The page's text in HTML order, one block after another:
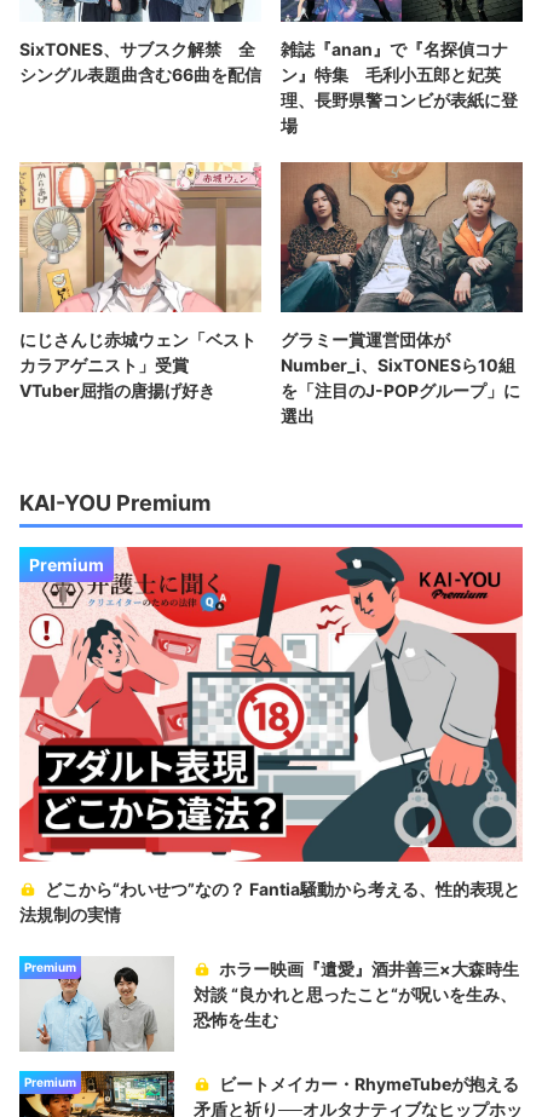
SixTONES、サブスク解禁 全
シングル表題曲含む66曲を配信
雑誌『anan』で『名探偵コナ
ン』特集 毛利小五郎と妃英
理、長野県警コンビが表紙に登
場
にじさんじ赤城ウェン「ベスト
カラアゲニスト」受賞
VTuber屈指の唐揚げ好き
グラミー賞運営団体が
Number_i、SixTONESら10組
を「注目のJ-POPグループ」に
選出
KAI-YOU Premium
Premium
どこから“わいせつ”なの？ Fantia騒動から考える、性的表現と
法規制の実情
Premium
ホラー映画『遺愛』酒井善三×大森時生
対談 “良かれと思ったこと“が呪いを生み、
恐怖を生む
Premium
ビートメイカー・RhymeTubeが抱える
矛盾と祈り──オルタナティブなヒップホッ